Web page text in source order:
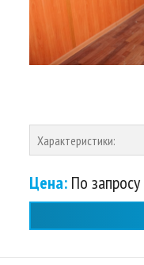
Характеристики:
Цена: По запросу